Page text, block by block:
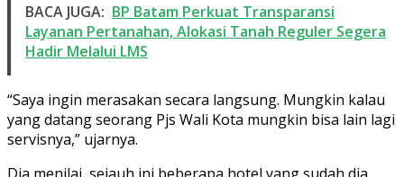
BACA JUGA: BP Batam Perkuat Transparansi
Layanan Pertanahan, Alokasi Tanah Reguler Segera
Hadir Melalui LMS
“Saya ingin merasakan secara langsung. Mungkin kalau
yang datang seorang Pjs Wali Kota mungkin bisa lain lagi
servisnya,” ujarnya.